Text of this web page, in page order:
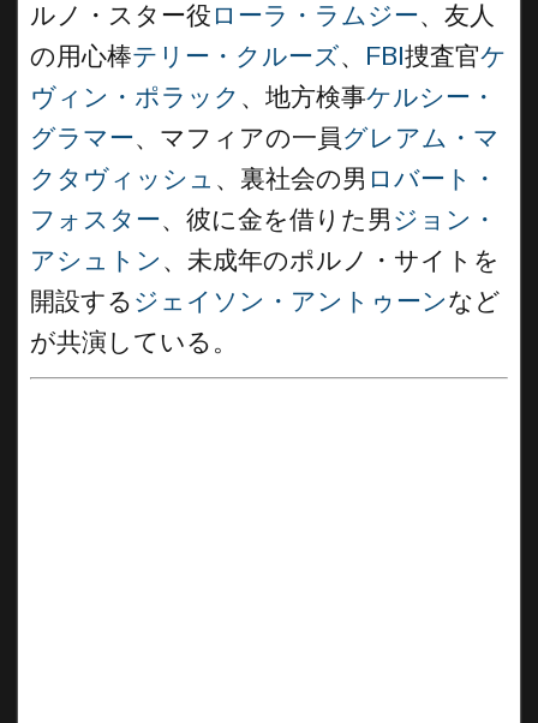
ルノ・スター役 ローラ・ラムジー、友人
の用心棒テリー・クルーズ、 FBI捜査官ケ
ヴィン・ポラック 、地方検事ケルシー・
グラマー、マフィアの一員 グレアム・マ
クタヴィッシュ 、裏社会の男 ロバート・
フォスター、彼に金を借りた男 ジョン・
アシュトン 、未成年のポルノ・サイトを
開設する ジェイソン・アントゥーンなど
が共演している。